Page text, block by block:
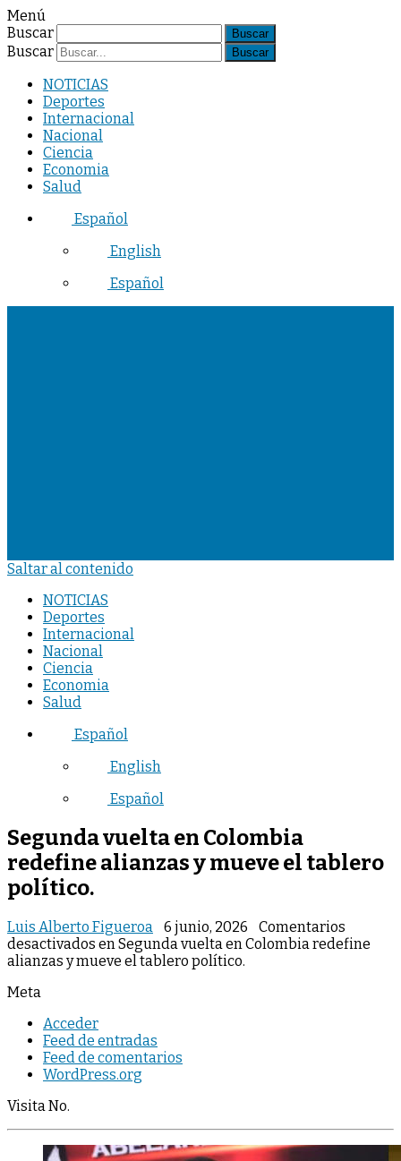
Menú
Buscar
Buscar
NOTICIAS
Deportes
Internacional
Nacional
Ciencia
Economia
Salud
Español
English
Español
Saltar al contenido
NOTICIAS
Deportes
Internacional
Nacional
Ciencia
Economia
Salud
Español
English
Español
Segunda vuelta en Colombia
redefine alianzas y mueve el tablero
político.
Luis Alberto Figueroa 6 junio, 2026
Comentarios
desactivados en Segunda vuelta en Colombia redefine
alianzas y mueve el tablero político.
Meta
Acceder
Feed de entradas
Feed de comentarios
WordPress.org
Visita No.